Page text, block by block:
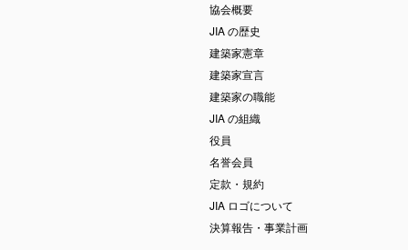
協会概要
JIA の歴史
建築家憲章
建築家宣言
建築家の職能
JIA の組織
役員
名誉会員
定款・規約
JIA ロゴについて
決算報告・事業計画